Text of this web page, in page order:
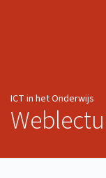
ICT in het Onderwijs